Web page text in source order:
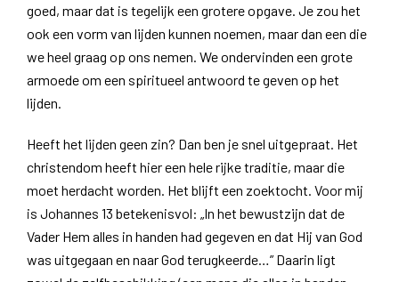
goed, maar dat is tegelijk een grotere opgave. Je zou het
ook een vorm van lijden kunnen noemen, maar dan een die
we heel graag op ons nemen. We ondervinden een grote
armoede om een spiritueel antwoord te geven op het
lijden.
Heeft het lijden geen zin? Dan ben je snel uitgepraat. Het
christendom heeft hier een hele rijke traditie, maar die
moet herdacht worden. Het blijft een zoektocht. Voor mij
is Johannes 13 betekenisvol: „In het bewustzijn dat de
Vader Hem alles in handen had gegeven en dat Hij van God
was uitgegaan en naar God terugkeerde…” Daarin ligt